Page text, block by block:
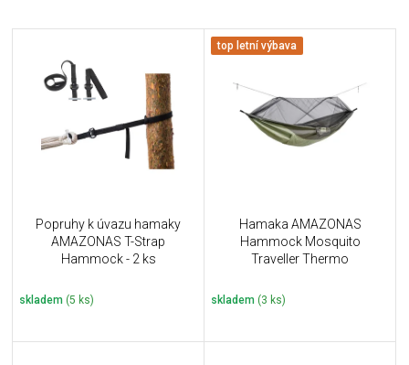
í
Popruhy k úvazu hamaky
AMAZONAS T-Strap
Hammock - 2 ks
skladem (5 ks)
top letní výbava
Hamaka AMAZONAS
Hammock Mosquito
Traveller Thermo
skladem (3 ks)